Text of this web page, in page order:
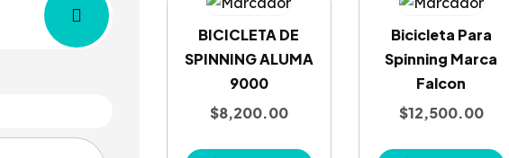
BICICLETA DE
SPINNING ALUMA
9000
$8,200.00
Bicicleta Para
Spinning Marca
Falcon
$12,500.00